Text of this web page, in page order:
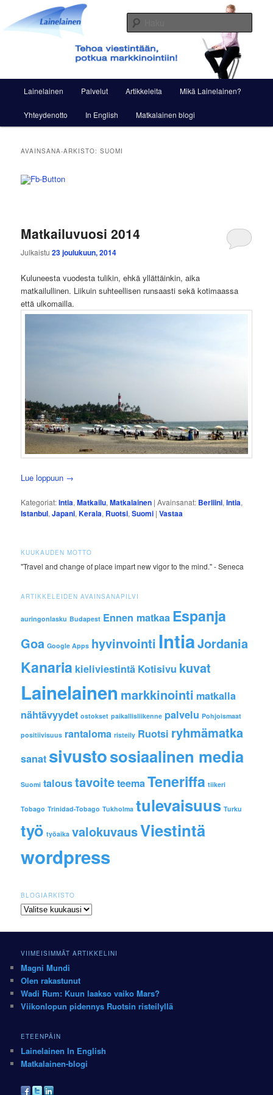
sisältöön
toissijaiseen
sisältöön
Lainelainen
Viestintää ja markkinointia
Lainelainen Palvelut Artikkeleita Mikä Lainelainen?
Yhteydenotto In English Matkalainen blogi
AVAINSANA-ARKISTO:SUOMI
Matkailuvuosi 2014
Julkaistu23 joulukuun, 2014
Kuluneesta vuodesta tulikin, ehkä yllättäinkin, aika
matkailullinen. Liikuin suhteellisen runsaasti sekä kotimaassa
että ulkomailla.
Lue loppuun →
Kategoriat:Intia,Matkailu,Matkalainen |Avainsanat: Berliini,Intia,
Istanbul,Japani,Kerala, Ruotsi,Suomi |Vastaa
KUUKAUDEN MOTTO
"Travel and change of place impart new vigor to the mind." - Seneca
ARTIKKELEIDEN AVAINSANAPILVI
auringonlasku Budapest Ennen matkaa Espanja
Goa Google Apps hyvinvointi IntiaJordania
Kanaria kieliviestintä Kotisivu kuvat
Lainelainen markkinointi matkalla
nähtävyydet ostokset paikallisliikenne palvelu Pohjoismaat
positiivisuus rantaloma risteily Ruotsi ryhmämatka
sanat sivustososiaalinen media
Suomi taloustavoiteteemaTeneriffa tiikeri
Tobago Trinidad-Tobago Tukholma tulevaisuus Turku
työ työaika valokuvausViestintä
wordpress
BLOGIARKISTO
Blogiarkisto
VIIMEISIMMÄT ARTIKKELINI
Magni Mundi
Olen rakastunut
Wadi Rum: Kuun laakso vaiko Mars?
Viikonlopun pidennys Ruotsin risteilyllä
ETEENPÄIN
Lainelainen In English
Matkalainen-blogi